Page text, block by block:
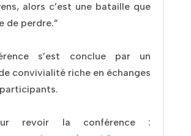
alors c’est une bataille que
de perdre.”
s’est conclue par un
convivialité riche en échanges
revoir la conférence :